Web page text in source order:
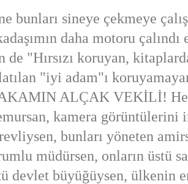
bunları sineye çekmeye
daha motoru
de "Hırsızı koruyan,
"iyi adam"ı
ALÇAK VEKİLİ!
kamera görüntülerini
bunları yöneten
müdürsen, onların üstü
devlet büyüğüysen, ülkenin